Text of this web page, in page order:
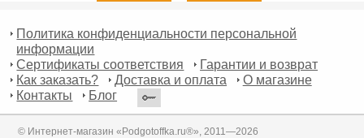
Политика конфиденциальности персональной
информации
Сертификаты соответствия
Гарантии и возврат
Как заказать?
Доставка и оплата
О магазине
Контакты
Блог
© Интернет-магазин «Podgotoffka.ru®», 2011—2026